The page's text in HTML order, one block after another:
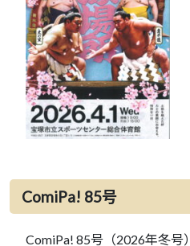
ComiPa! 85号
ComiPa! 85号（2026年冬号）